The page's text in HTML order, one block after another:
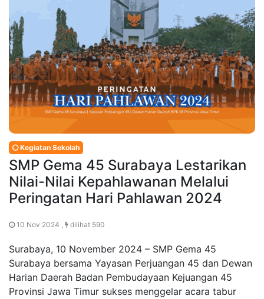
Kegiatan Sekolah
SMP Gema 45 Surabaya Lestarikan
Nilai-Nilai Kepahlawanan Melalui
Peringatan Hari Pahlawan 2024
10 Nov 2024 , dilihat 590
Surabaya, 10 November 2024 – SMP Gema 45
Surabaya bersama Yayasan Perjuangan 45 dan Dewan
Harian Daerah Badan Pembudayaan Kejuangan 45
Provinsi Jawa Timur sukses menggelar acara tabur